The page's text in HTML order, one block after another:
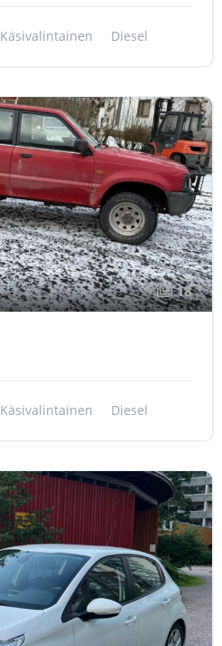
Käsivalintainen Diesel
18
Käsivalintainen Diesel